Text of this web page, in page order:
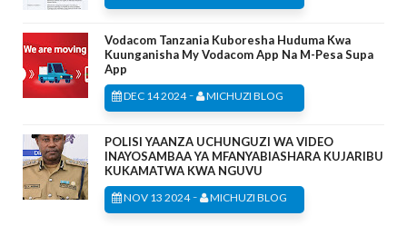
Vodacom Tanzania Kuboresha Huduma Kwa
Kuunganisha My Vodacom App Na M-Pesa Supa
App
DEC 14 2024- MICHUZI BLOG
POLISI YAANZA UCHUNGUZI WA VIDEO
INAYOSAMBAA YA MFANYABIASHARA KUJARIBU
KUKAMATWA KWA NGUVU
NOV 13 2024- MICHUZI BLOG